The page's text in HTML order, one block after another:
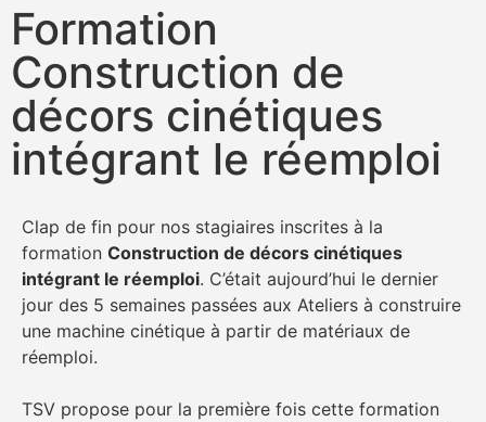
Formation
Construction de
décors cinétiques
intégrant le réemploi
Clap de fin pour nos stagiaires inscrites à la
formation Construction de décors cinétiques
intégrant le réemploi. C’était aujourd’hui le dernier
jour des 5 semaines passées aux Ateliers à construire
une machine cinétique à partir de matériaux de
réemploi.
TSV propose pour la première fois cette formation